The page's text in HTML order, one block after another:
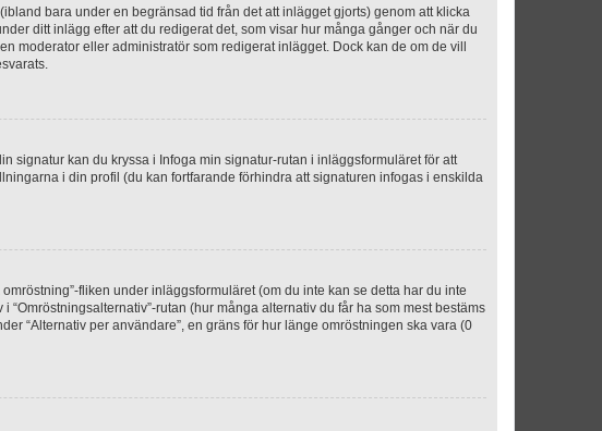
bara under en begränsad tid från det att inlägget gjorts) genom att klicka
ditt inlägg efter att du redigerat det, som visar hur många gånger och när du
moderator eller administratör som redigerat inlägget. Dock kan de om de vill
signatur kan du kryssa i Infoga min signatur-rutan i inläggsformuläret för att
i din profil (du kan fortfarande förhindra att signaturen infogas i enskilda
fliken under inläggsformuläret (om du inte kan se detta har du inte
rutan (hur många alternativ du får ha som mest bestäms
“Alternativ per användare”, en gräns för hur länge omröstningen ska vara (0